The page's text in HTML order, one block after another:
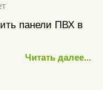
панели ПВХ в
Читать далее...